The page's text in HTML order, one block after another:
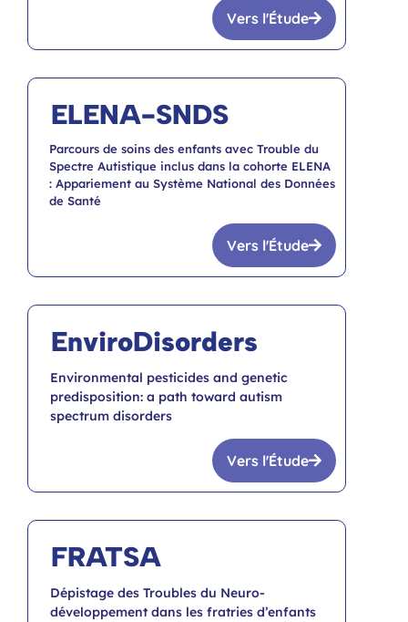
Vers l'Étude
ELENA-SNDS
Parcours de soins des enfants avec Trouble du
Spectre Autistique inclus dans la cohorte ELENA
: Appariement au Système National des Données
de Santé
Vers l'Étude
EnviroDisorders
Environmental pesticides and genetic
predisposition: a path toward autism
spectrum disorders
Vers l'Étude
FRATSA
Dépistage des Troubles du Neuro-
développement dans les fratries d’enfants